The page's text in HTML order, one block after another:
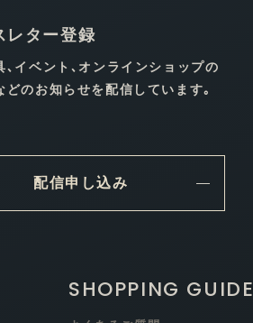
レター登録
､イベント､オンラインショップの
どのお知らせを配信しています｡
配信申し込み
SHOPPING GUIDE